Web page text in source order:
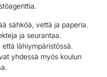
sähköä, vettä ja paperia.
ja seurantaa.
lähiympäristössä.
yhdessä myös koulun